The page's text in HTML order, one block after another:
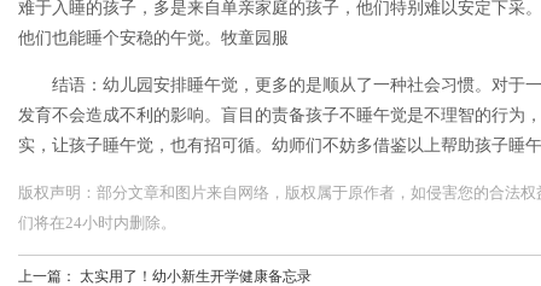
难于入睡的孩子，多是来自单亲家庭的孩子，他们特别难以安定下采
他们也能睡个安稳的午觉。牧童园服
结语：幼儿园安排睡午觉，更多的是顺从了一种社会习惯。对于
发育不会造成不利的影响。盲目的责备孩子不睡午觉是不理智的行为
实，让孩子睡午觉，也有招可循。幼师们不妨多借鉴以上帮助孩子睡
版权声明：部分文章和图片来自网络，版权属于原作者，如侵害您的合法
们将在24小时内删除。
上一篇： 太实用了！幼小新生开学健康备忘录